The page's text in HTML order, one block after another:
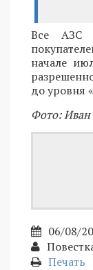
Все АЗС
начале
до уровня
Фото: Иван
06/08/
Печать